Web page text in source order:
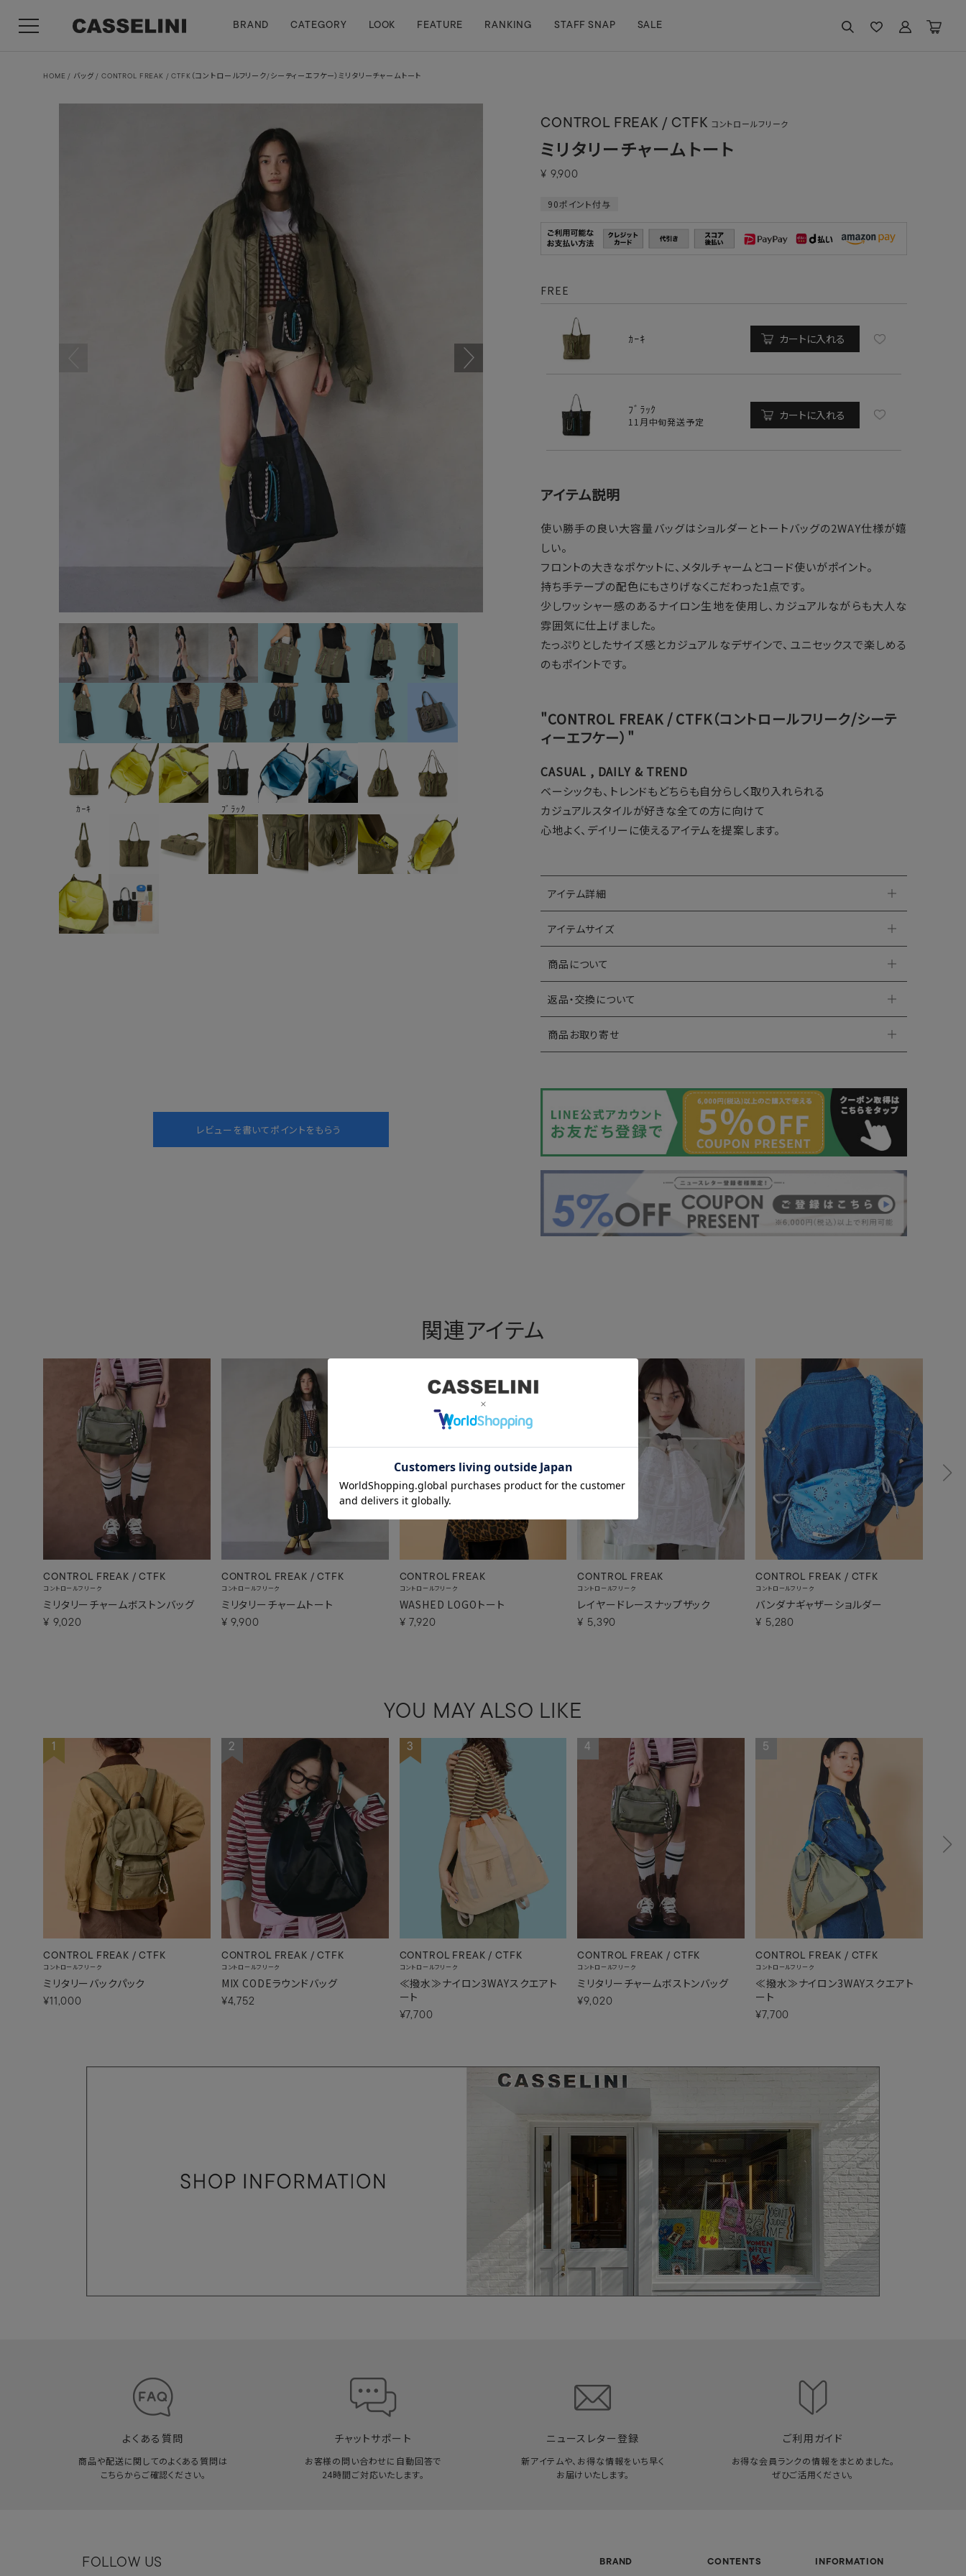
BRAND CATEGORY LOOK FEATURE RANKING STAFF SNAP SALE
HOME バッグ CONTROL FREAK / CTFK（コントロールフリーク/シーティーエフケー）ミリタリーチャームトート
ｶｰｷ ﾌﾞﾗｯｸ
CONTROL FREAK / CTFK コントロールフリーク
ミリタリーチャームトート
¥ 9,900
90ポイント付与
FREE
ｶｰｷ カートに入れる
ﾌﾞﾗｯｸ
11月中旬発送予定 カートに入れる
アイテム説明
使い勝手の良い大容量バッグはショルダーとトートバッグの2WAY仕様が嬉
しい。
フロントの大きなポケットに、メタルチャームとコード使いがポイント。
持ち手テープの配色にもさりげなくこだわった1点です。
少しワッシャー感のあるナイロン生地を使用し、カジュアルながらも大人な
雰囲気に仕上げました。
たっぷりとしたサイズ感とカジュアルなデザインで、ユニセックスで楽しめる
のもポイントです。
"CONTROL FREAK / CTFK（コントロールフリーク/シーテ
ィーエフケー）"
CASUAL , DAILY & TREND
ベーシックも、トレンドもどちらも自分らしく取り入れられる
カジュアルスタイルが好きな全ての方に向けて
心地よく、デイリーに使えるアイテムを提案します。
アイテム詳細
アイテムサイズ
商品について
返品・交換について
商品お取り寄せ
関連アイテム
CONTROL FREAK / CTFK
コントロールフリーク
ミリタリーチャームボストンバッグ
¥ 9,020
CONTROL FREAK / CTFK
コントロールフリーク
ミリタリーチャームトート
¥ 9,900
CONTROL FREAK
コントロールフリーク
WASHED LOGOトート
¥ 7,920
CONTROL FREAK
コントロールフリーク
レイヤードレースナップザック
¥ 5,390
CONTROL FREAK / CTFK
コントロールフリーク
バンダナギャザーショルダー
¥ 5,280
YOU MAY ALSO LIKE
1
CONTROL FREAK / CTFK
コントロールフリーク
ミリタリーバックパック
¥11,000
2
CONTROL FREAK / CTFK
コントロールフリーク
MIX CODEラウンドバッグ
¥4,752
3
CONTROL FREAK / CTFK
コントロールフリーク
≪撥水≫ナイロン3WAYスクエアト
ート
¥7,700
4
CONTROL FREAK / CTFK
コントロールフリーク
ミリタリーチャームボストンバッグ
¥9,020
5
CONTROL FREAK / CTFK
コントロールフリーク
≪撥水≫ナイロン3WAYスクエアト
ート
¥7,700
よくある質問
商品や配送に関してのよくある質問は
こちらからご確認ください。
チャットサポート
お客様の問い合わせに自動回答で
24時間ご対応いたします。
ニュースレター登録
新アイテムや、お得な情報をいち早く
お届けいたします。
ご利用ガイド
お得な会員ランクの情報をまとめました。
ぜひご活用ください。
FOLLOW US BRAND CONTENTS INFORMATION